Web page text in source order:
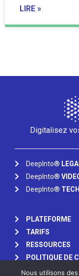
LIRE »
Digitalisez
DeepInto®
DeepInto®
DeepInto® TECH
PLATEFORME
TARIFS
RESSOURCES
POLITIQUE DE
Nous utilisons